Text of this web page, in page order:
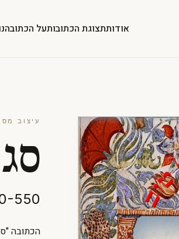
אודותתצוגת הכתובותעל הכתובה
עיצוב
550
הכתובה